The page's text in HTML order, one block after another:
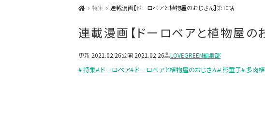
特集 連載漫画【ドーロベアと植物屋のおじさん】第10話
連載漫画【ドーロベアと植物屋の
更新 2021.02.26公開 2021.02.26 LOVEGREEN編集部
# 特集# ドーロベア# ドーロベアと植物屋のおじさん# 熊童子# 多肉